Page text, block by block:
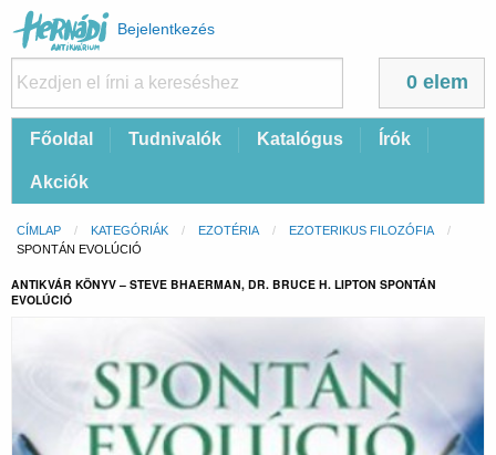
Felhasználói
fiók
menüje
Bejelentkezés
0 elem
FőFőoldal Tudnivalók Katalógus Írók
Akciók
Morzsa
CÍMLAP KATEGÓRIÁK EZOTÉRIA
EZOTERIKUS FILOZÓFIA
CURRENT:
SPONTÁN EVOLÚCIÓ
ANTIKVÁR KÖNYV – STEVE BHAERMAN, DR. BRUCE H. LIPTON SPONTÁN
EVOLÚCIÓ